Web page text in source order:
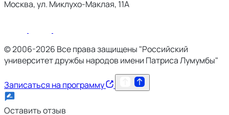
Москва, ул. Миклухо-Маклая, 11А
© 2006-2026 Все права защищены "Российский
университет дружбы народов имени Патриса Лумумбы"
Записаться на программу
Оставить отзыв